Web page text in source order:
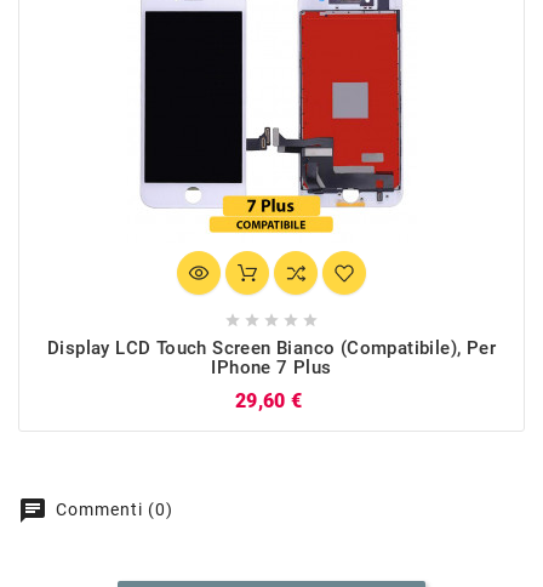
    
Display LCD Touch Screen Bianco (Compatibile), Per
IPhone 7 Plus
29,60 €
chat Commenti (0)